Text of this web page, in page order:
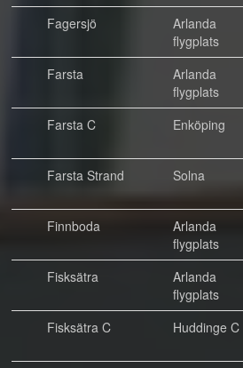
Fagersjö
Arlanda
flygplats
Farsta
Arlanda
flygplats
Farsta C
Enköping
Farsta Strand
Solna
Finnboda
Arlanda
flygplats
Fisksätra
Arlanda
flygplats
Fisksätra C
Huddinge C